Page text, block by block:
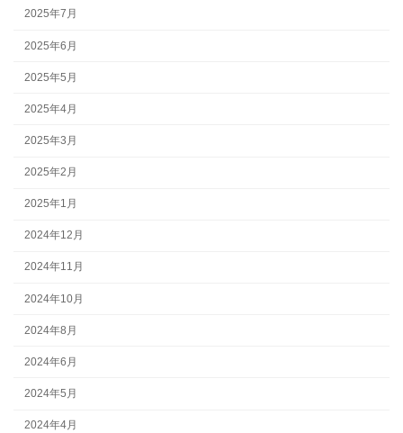
2025年7月
2025年6月
2025年5月
2025年4月
2025年3月
2025年2月
2025年1月
2024年12月
2024年11月
2024年10月
2024年8月
2024年6月
2024年5月
2024年4月